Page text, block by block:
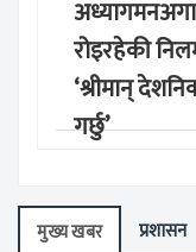
रोइरहेकी
‘श्रीमान्
गर्छु’
मुख्य खबर प्रशासन